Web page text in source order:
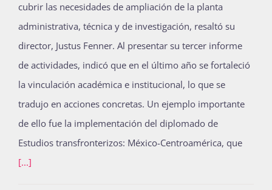
Recursos
Súmate
Publicaciones
cubrir las necesidades de ampliación de la planta
administrativa, técnica y de investigación, resaltó su
director, Justus Fenner. Al presentar su tercer informe
de actividades, indicó que en el último año se fortaleció
la vinculación académica e institucional, lo que se
tradujo en acciones concretas. Un ejemplo importante
de ello fue la implementación del diplomado de
Estudios transfronterizos: México-Centroamérica, que
[...]